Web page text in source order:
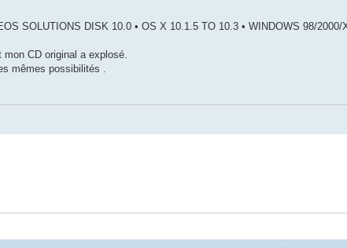
SOLUTIONS DISK 10.0 • OS X 10.1.5 TO 10.3 • WINDOWS 98/2000/
CD original a explosé.
mêmes possibilités .